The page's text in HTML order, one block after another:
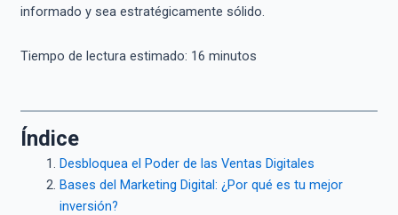
informado y sea estratégicamente sólido.
Tiempo de lectura estimado: 16 minutos
Índice
Desbloquea el Poder de las Ventas Digitales
Bases del Marketing Digital: ¿Por qué es tu mejor
inversión?